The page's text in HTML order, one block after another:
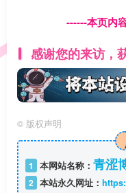
------本页内
感谢您的来访，
© 版权声明
1 本网站名称： 青涩
2 本站永久网址：